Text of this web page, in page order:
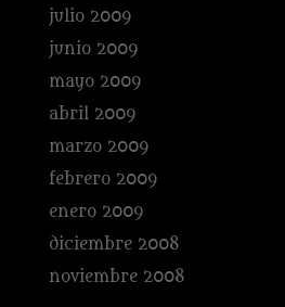
julio 2009
junio 2009
mayo 2009
abril 2009
marzo 2009
febrero 2009
enero 2009
diciembre 2008
noviembre 2008